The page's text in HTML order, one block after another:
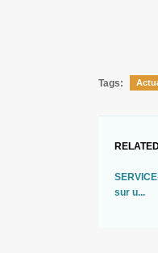
Tags:
sur u...